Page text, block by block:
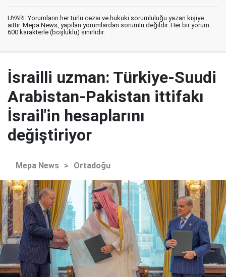
UYARI: Yorumların her türlü cezai ve hukuki sorumluluğu yazan kişiye
aittir. Mepa News, yapılan yorumlardan sorumlu değildir. Her bir yorum
600 karakterle (boşluklu) sınırlıdır.
İsrailli uzman: Türkiye-Suudi
Arabistan-Pakistan ittifakı
İsrail'in hesaplarını
değiştiriyor
Mepa News > Ortadoğu